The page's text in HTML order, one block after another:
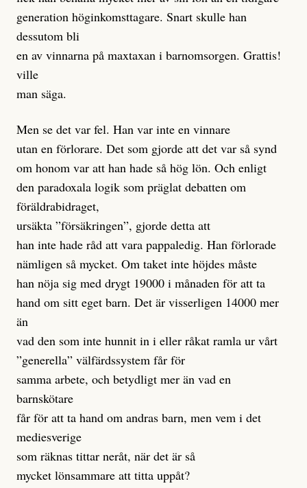
generation höginkomsttagare. Snart skulle han
dessutom bli
en av vinnarna på maxtaxan i barnomsorgen. Grattis!
ville
man säga.
Men se det var fel. Han var inte en vinnare
utan en förlorare. Det som gjorde att det var så synd
om honom var att han hade så hög lön. Och enligt
den paradoxala logik som präglat debatten om
föräldrabidraget,
ursäkta ”försäkringen”, gjorde detta att
han inte hade råd att vara pappaledig. Han förlorade
nämligen så mycket. Om taket inte höjdes måste
han nöja sig med drygt 19000 i månaden för att ta
hand om sitt eget barn. Det är visserligen 14000 mer
än
vad den som inte hunnit in i eller råkat ramla ur vårt
”generella” välfärdssystem får för
samma arbete, och betydligt mer än vad en
barnskötare
får för att ta hand om andras barn, men vem i det
mediesverige
som räknas tittar neråt, när det är så
mycket lönsammare att titta uppåt?